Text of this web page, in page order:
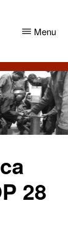
Menu
28